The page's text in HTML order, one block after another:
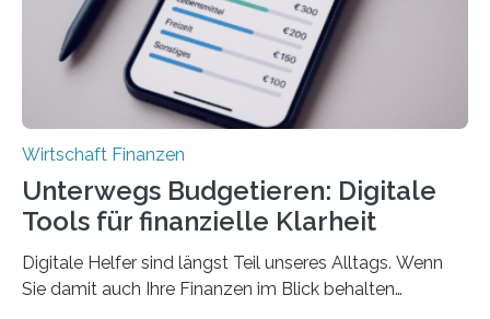
Privatwirtschaft Urlaubsgeld. Zu diesem…
Wirtschaft Finanzen
Unterwegs Budgetieren: Digitale
Tools für finanzielle Klarheit
Digitale Helfer sind längst Teil unseres Alltags. Wenn
Sie damit auch Ihre Finanzen im Blick behalten